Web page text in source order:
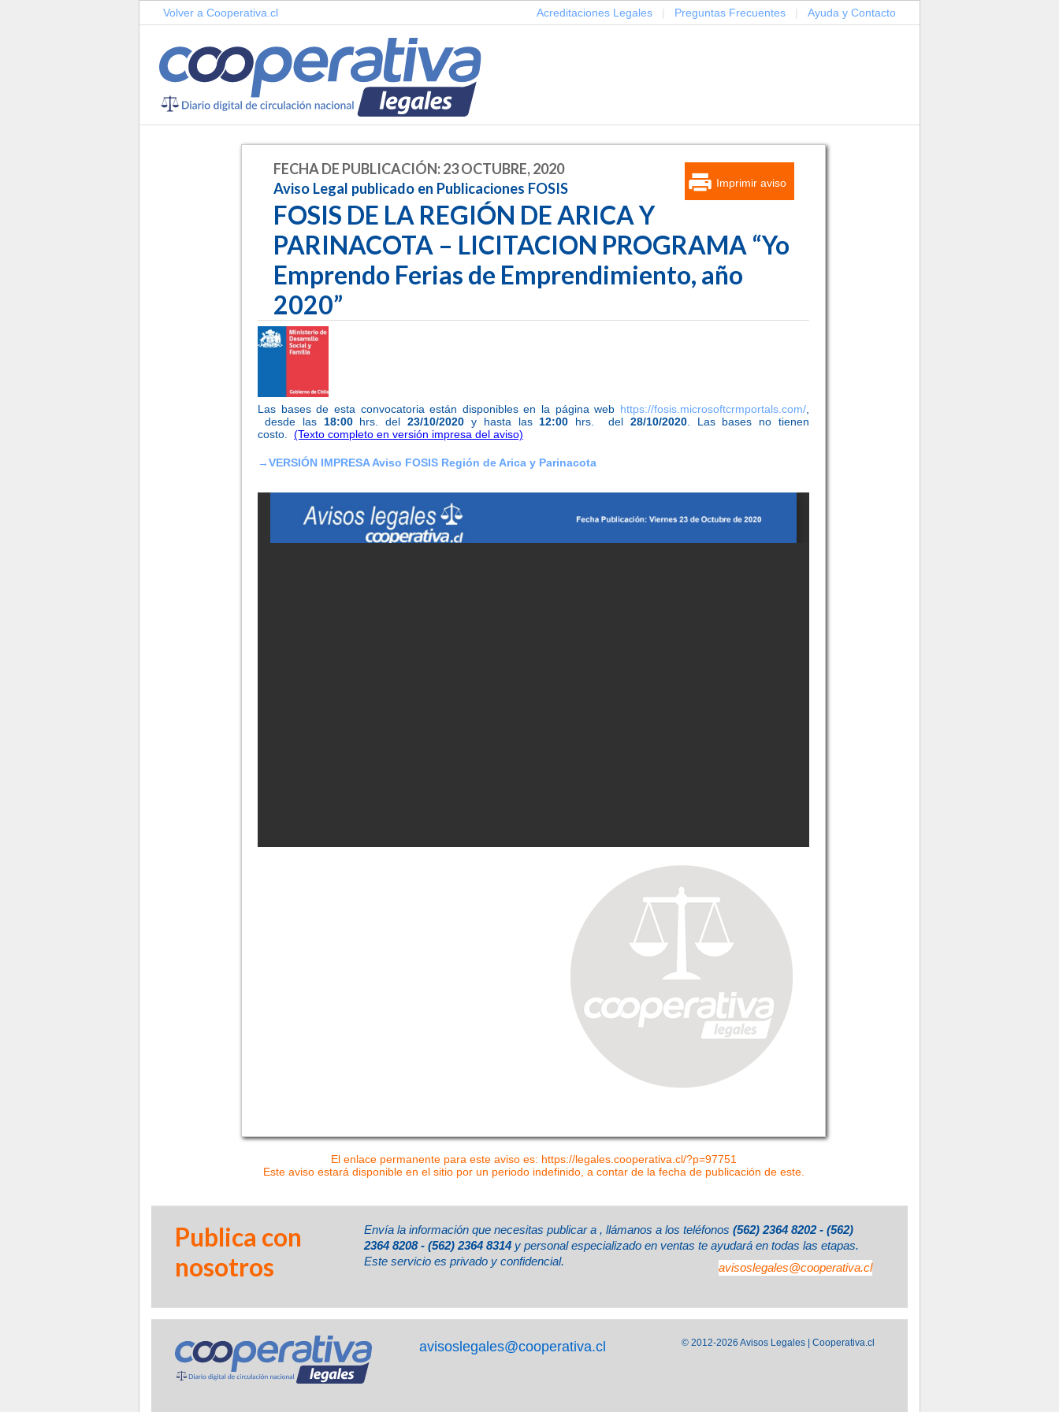
Volver a Cooperativa.cl Acreditaciones Legales Preguntas Frecuentes Ayuda y Contacto
Imprimir aviso
FECHA DE PUBLICACIÓN: 23 OCTUBRE, 2020
Aviso Legal publicado en Publicaciones FOSIS
FOSIS DE LA REGIÓN DE ARICA Y
PARINACOTA – LICITACION PROGRAMA “Yo
Emprendo Ferias de Emprendimiento, año
2020”
Las bases de esta convocatoria están disponibles en la página web https://fosis.microsoftcrmportals.com/
desde las 18:00hrs. del 23/10/2020 y hasta las 12:00 hrs. del 28/10/2020. Las bases no tienen
costo.
(Texto completo en versión impresa del aviso)
→VERSIÓN IMPRESA Aviso FOSIS Región de Arica y Parinacota
El enlace permanente para este aviso es: https://legales.cooperativa.cl/?p=97751
Este aviso estará disponible en el sitio por un periodo indefinido, a contar de la fecha de publicación de este.
Publica con
nosotros
Envía la información que necesitas publicar a
avisoslegales@cooperativa.cl
, llámanos a los teléfonos (562) 2364 8202 - (562)
2364 8208 - (562) 2364 8314 y personal especializado en ventas te ayudará en todas las etapas.
Este servicio es privado y confidencial.
avisoslegales@cooperativa.cl © 2012-2026 Avisos Legales | Cooperativa.cl